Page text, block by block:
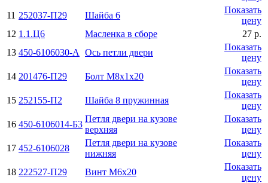
11 252037-П29 Шайба 6
Показать
цену
12 1.1.Ц6 Масленка в сборе
27 р.
13 450-6106030-А Ось петли двери
Показать
цену
14 201476-П29 Болт М8х1х20
Показать
цену
15 252155-П2 Шайба 8 пружинная
Показать
цену
16 450-6106014-Б3
Петля двери на кузове
верхняя
Показать
цену
17 452-6106028
Петля двери на кузове
нижняя
Показать
цену
18 222527-П29 Винт М6х20
Показать
цену